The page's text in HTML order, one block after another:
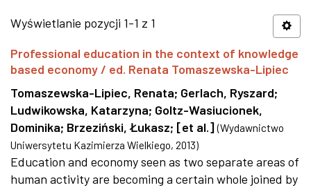
Wyświetlanie pozycji 1-1 z 1
Professional education in the context of knowledge
based economy / ed. Renata Tomaszewska-Lipiec
Tomaszewska-Lipiec, Renata; Gerlach, Ryszard;
Ludwikowska, Katarzyna; Goltz-Wasiucionek,
Dominika; Brzeziński, Łukasz; [et al.] (Wydawnictwo
Uniwersytetu Kazimierza Wielkiego, 2013)
Education and economy seen as two separate areas of
human activity are becoming a certain whole joined by